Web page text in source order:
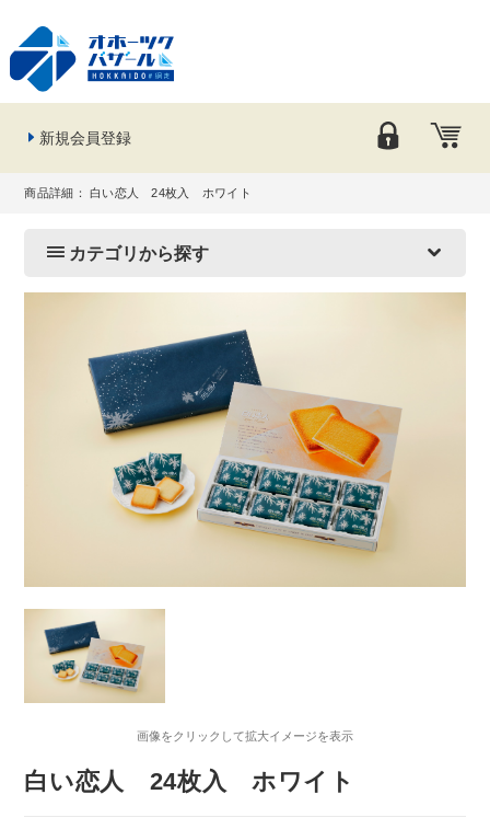
新規会員登録
商品詳細： 白い恋人 24枚入 ホワイト
カテゴリから探す
画像をクリックして拡大イメージを表示
白い恋人 24枚入 ホワイト